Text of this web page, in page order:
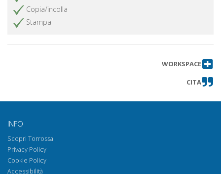
Copia/incolla
Stampa
WORKSPACE
CITA
INFO
Scopri Torrossa
Privacy Policy
Cookie Policy
Accessibilità